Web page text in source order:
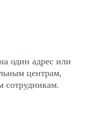
один адрес или
центрам,
сотрудникам.